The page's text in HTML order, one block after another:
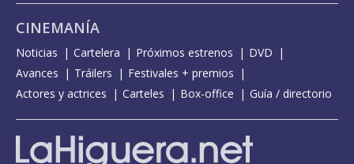
CINEMANÍA
Noticias Cartelera Próximos estrenos
DVD
Avances
Tráilers
Festivales + premios
Actores y actrices
Carteles Box-office Guía / directorio